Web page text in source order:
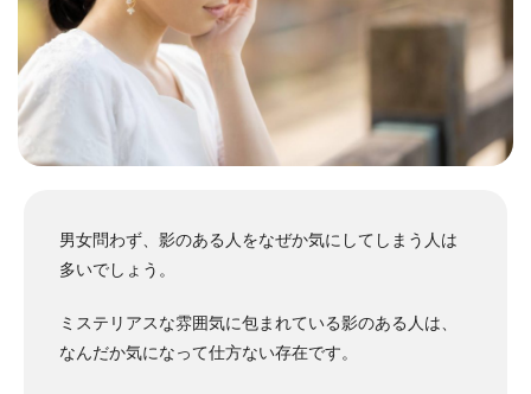
男女問わず、影のある人をなぜか気にしてしまう人は
多いでしょう。
ミステリアスな雰囲気に包まれている影のある人は、
なんだか気になって仕方ない存在です。